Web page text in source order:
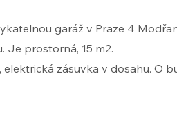
garáž v Praze 4
Je prostorná, 15 m2.
zásuvka v dosahu. O